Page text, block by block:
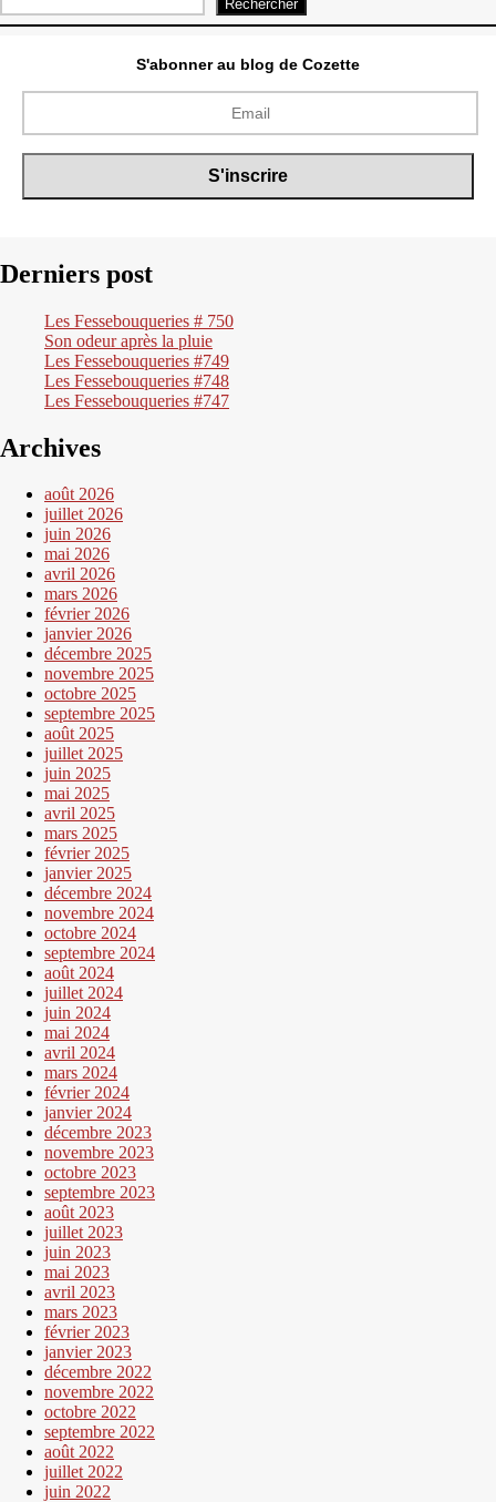
Rechercher
S'abonner au blog de Cozette
Derniers post
Les Fessebouqueries # 750
Son odeur après la pluie
Les Fessebouqueries #749
Les Fessebouqueries #748
Les Fessebouqueries #747
Archives
août 2026
juillet 2026
juin 2026
mai 2026
avril 2026
mars 2026
février 2026
janvier 2026
décembre 2025
novembre 2025
octobre 2025
septembre 2025
août 2025
juillet 2025
juin 2025
mai 2025
avril 2025
mars 2025
février 2025
janvier 2025
décembre 2024
novembre 2024
octobre 2024
septembre 2024
août 2024
juillet 2024
juin 2024
mai 2024
avril 2024
mars 2024
février 2024
janvier 2024
décembre 2023
novembre 2023
octobre 2023
septembre 2023
août 2023
juillet 2023
juin 2023
mai 2023
avril 2023
mars 2023
février 2023
janvier 2023
décembre 2022
novembre 2022
octobre 2022
septembre 2022
août 2022
juillet 2022
juin 2022